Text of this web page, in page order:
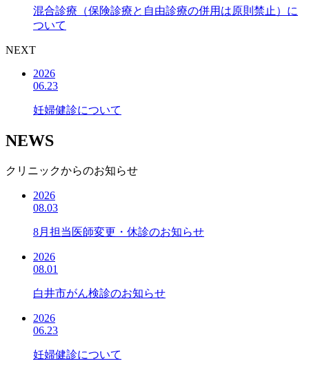
混合診療（保険診療と自由診療の併用は原則禁止）に
ついて
NEXT
2026
06.23
妊婦健診について
NEWS
クリニックからのお知らせ
2026
08.03
8月担当医師変更・休診のお知らせ
2026
08.01
白井市がん検診のお知らせ
2026
06.23
妊婦健診について